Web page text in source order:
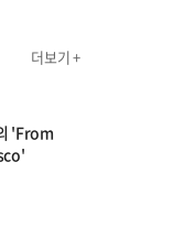
더보기 +
'From